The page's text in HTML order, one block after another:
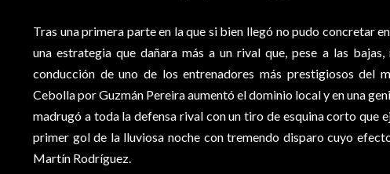
Tras una primera parte en la que si bien llegó no pudo concretar
una estrategia que dañara más a un rival que, pese a las
conducción de uno de los entrenadores más prestigiosos del
Cebolla por Guzmán Pereira aumentó el dominio local y en una
madrugó a toda la defensa rival con un tiro de esquina corto que
primer gol de la lluviosa noche con tremendo disparo cuyo
Martín Rodríguez.